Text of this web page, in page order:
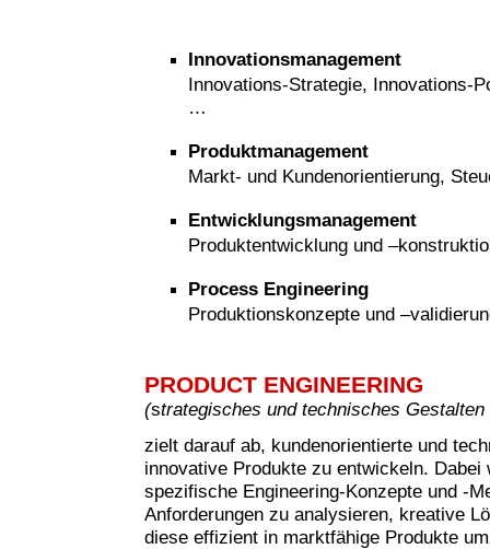
Innovationsmanagement
Innovations-Strategie, Innovations-
Produktmanagement
Markt- und Kundenorientierung,
Entwicklungsmanagement
Produktentwicklung und
Process Engineering
Produktionskonzepte und
PRODUCT ENGINEERING
(strategisches und technisches
zielt darauf ab, kundenorientierte und
innovative Produkte zu entwickeln.
spezifische Engineering-Konzepte und -
Anforderungen zu analysieren, kreative
diese effizient in marktfähige Produkte